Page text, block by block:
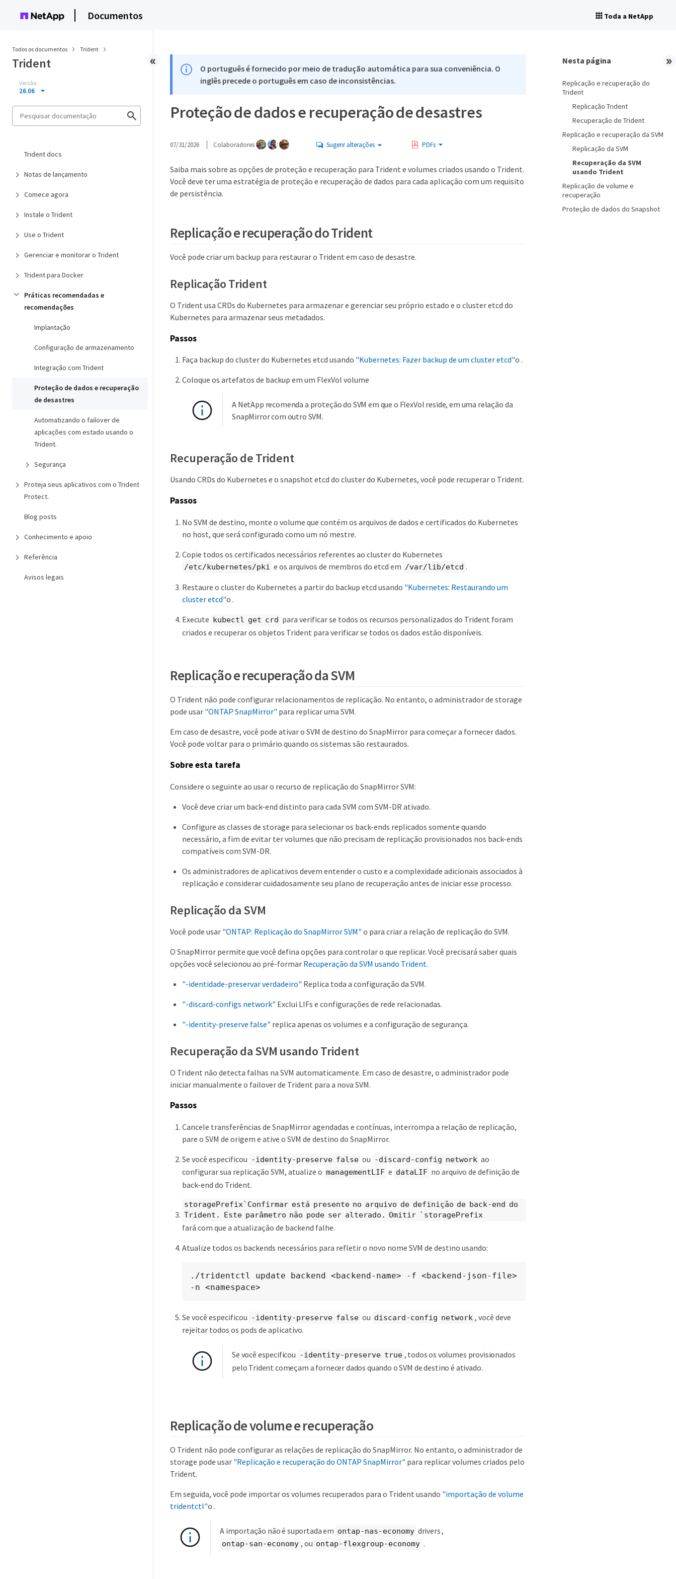
Documentos Toda a NetApp
Todos os documentos Trident
Trident
Versão
26.06
Trident docs
Notas de lançamento
Comece agora
Instale o Trident
Use o Trident
Gerenciar e monitorar o Trident
Trident para Docker
Práticas recomendadas e
recomendações
Implantação
Configuração de armazenamento
Integração com Trident
Proteção de dados e recuperação
de desastres
Automatizando o failover de
aplicações com estado usando o
Trident.
Segurança
Proteja seus aplicativos com o Trident
Protect.
Blog posts
Conhecimento e apoio
Referência
Avisos legais
O português é fornecido por meio de tradução automática para sua conveniência. O
inglês precede o português em caso de inconsistências.
Proteção de dados e recuperação de desastres
07/31/2026 Colaboradores Sugerir alterações PDFs
Saiba mais sobre as opções de proteção e recuperação para Trident e volumes criados usando o Trident.
Você deve ter uma estratégia de proteção e recuperação de dados para cada aplicação com um requisito
de persistência.
Replicação e recuperação do Trident
Você pode criar um backup para restaurar o Trident em caso de desastre.
Replicação Trident
O Trident usa CRDs do Kubernetes para armazenar e gerenciar seu próprio estado e o cluster etcd do
Kubernetes para armazenar seus metadados.
Passos
Faça backup do cluster do Kubernetes etcd usando "Kubernetes: Fazer backup de um cluster etcd"o .
Coloque os artefatos de backup em um FlexVol volume
A NetApp recomenda a proteção do SVM em que o FlexVol reside, em uma relação da
SnapMirror com outro SVM.
Recuperação de Trident
Usando CRDs do Kubernetes e o snapshot etcd do cluster do Kubernetes, você pode recuperar o Trident.
Passos
No SVM de destino, monte o volume que contém os arquivos de dados e certificados do Kubernetes
no host, que será configurado como um nó mestre.
Copie todos os certificados necessários referentes ao cluster do Kubernetes
/etc/kubernetes/pki e os arquivos de membros do etcd em /var/lib/etcd .
Restaure o cluster do Kubernetes a partir do backup etcd usando "Kubernetes: Restaurando um
cluster etcd"o .
Execute kubectl get crd para verificar se todos os recursos personalizados do Trident foram
criados e recuperar os objetos Trident para verificar se todos os dados estão disponíveis.
Replicação e recuperação da SVM
O Trident não pode configurar relacionamentos de replicação. No entanto, o administrador de storage
pode usar "ONTAP SnapMirror" para replicar uma SVM.
Em caso de desastre, você pode ativar o SVM de destino do SnapMirror para começar a fornecer dados.
Você pode voltar para o primário quando os sistemas são restaurados.
Sobre esta tarefa
Considere o seguinte ao usar o recurso de replicação do SnapMirror SVM:
Você deve criar um back-end distinto para cada SVM com SVM-DR ativado.
Configure as classes de storage para selecionar os back-ends replicados somente quando
necessário, a fim de evitar ter volumes que não precisam de replicação provisionados nos back-ends
compatíveis com SVM-DR.
Os administradores de aplicativos devem entender o custo e a complexidade adicionais associados à
replicação e considerar cuidadosamente seu plano de recuperação antes de iniciar esse processo.
Replicação da SVM
Você pode usar "ONTAP: Replicação do SnapMirror SVM" o para criar a relação de replicação do SVM.
O SnapMirror permite que você defina opções para controlar o que replicar. Você precisará saber quais
opções você selecionou ao pré-formar Recuperação da SVM usando Trident.
"-identidade-preservar verdadeiro" Replica toda a configuração da SVM.
"-discard-configs network" Exclui LIFs e configurações de rede relacionadas.
"-identity-preserve false" replica apenas os volumes e a configuração de segurança.
Recuperação da SVM usando Trident
O Trident não detecta falhas na SVM automaticamente. Em caso de desastre, o administrador pode
iniciar manualmente o failover de Trident para a nova SVM.
Passos
Cancele transferências de SnapMirror agendadas e contínuas, interrompa a relação de replicação,
pare o SVM de origem e ative o SVM de destino do SnapMirror.
Se você especificou -identity-preserve false ou -discard-config network ao
configurar sua replicação SVM, atualize o managementLIF e dataLIF no arquivo de definição de
back-end do Trident.
storagePrefix`Confirmar está presente no arquivo de definição de back-end do
Trident. Este parâmetro não pode ser alterado. Omitir `storagePrefix
fará com que a atualização de backend falhe.
Atualize todos os backends necessários para refletir o novo nome SVM de destino usando:
./tridentctl update backend <backend-name> -f <backend-json-file>
-n <namespace>
Se você especificou -identity-preserve false ou discard-config network , você deve
rejeitar todos os pods de aplicativo.
Se você especificou -identity-preserve true , todos os volumes provisionados
pelo Trident começam a fornecer dados quando o SVM de destino é ativado.
Replicação de volume e recuperação
O Trident não pode configurar as relações de replicação do SnapMirror. No entanto, o administrador de
storage pode usar "Replicação e recuperação do ONTAP SnapMirror" para replicar volumes criados pelo
Trident.
Em seguida, você pode importar os volumes recuperados para o Trident usando "importação de volume
tridentctl"o .
A importação não é suportada em ontap-nas-economy drivers ,
ontap-san-economy , ou ontap-flexgroup-economy .
Nesta página
Replicação e recuperação do
Trident
Replicação Trident
Recuperação de Trident
Replicação e recuperação da SVM
Replicação da SVM
Recuperação da SVM
usando Trident
Replicação de volume e
recuperação
Proteção de dados do Snapshot